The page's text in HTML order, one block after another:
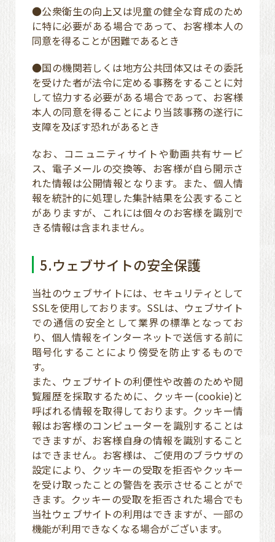
●公衆衛生の向上又は児童の健全な育成のため
に特に必要がある場合であって、お客様本人の
同意を得ることが困難であるとき
●国の機関若しくは地方公共団体又はその委託
を受けた者が法令に定める事務をすることに対
して協力する必要がある場合であって、お客様
本人の同意を得ることにより当該事務の遂行に
支障を及ぼす恐れがあるとき
なお、コニュニティサイトや動画共有サービ
ス、電子メールの交換等、お客様が自ら開示さ
れた情報は公開情報となります。また、個人情
報を統計的に処理した集計結果を公表すること
がありますが、これには個々のお客様を識別で
きる情報は含まれません。
5.ウェブサイトの安全保護
当社のウェブサイトには、セキュリティとして
SSLを使用しております。SSLは、ウェブサイト
での通信の安全として業界の標準となってお
り、個人情報をインターネットで送信する前に
暗号化することにより傍受を防止するもので
す。
また、ウェブサイトの利便性や改善のためや閲
覧履歴を採取するために、クッキー(cookie)と
呼ばれる情報を取得しております。クッキー情
報はお客様のコンピューターを識別することは
できますが、お客様自身の情報を識別すること
はできません。お客様は、ご使用のブラウザの
設定により、クッキーの受取を拒否やクッキー
を受け取ったことの警告を表示させることがで
きます。クッキーの受取を拒否された場合でも
当社ウェブサイトの利用はできますが、一部の
機能が利用できなくなる場合がございます。